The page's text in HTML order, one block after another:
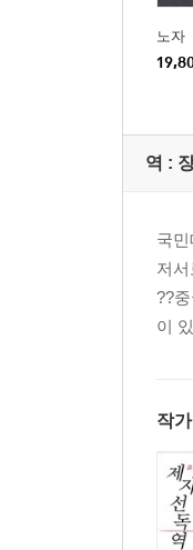
노자
역 :
국
저
??
이
작